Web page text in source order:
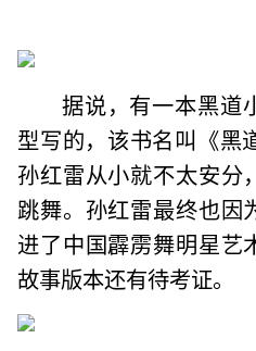
据说，有一本黑道
型写的，该书名叫《黑
孙红雷从小就不太安分
跳舞。孙红雷最终也因
进了中国霹雳舞明星艺
故事版本还有待考证。